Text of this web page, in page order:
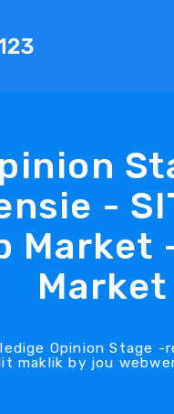
-
Market
Market
Opinion Stage -
maklik by jou